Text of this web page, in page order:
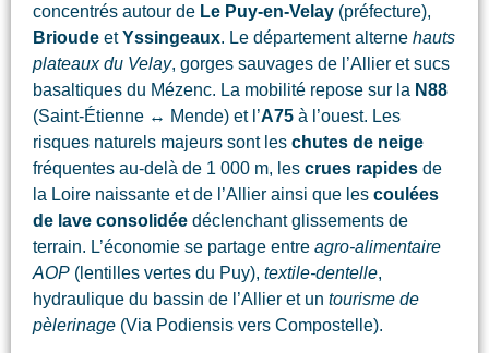
concentrés autour de Le Puy-en-Velay (préfecture),
Brioude etYssingeaux. Le département alterne hauts
plateaux du Velay, gorges sauvages de l’Allier et sucs
basaltiques du Mézenc. La mobilité repose sur la N88
(Saint-Étienne ↔ Mende) et l’A75 à l’ouest. Les
risques naturels majeurs sont les chutes de neige
fréquentes au-delà de 1 000 m, les crues rapides de
la Loire naissante et de l’Allier ainsi que les coulées
de lave consolidée déclenchant glissements de
terrain. L’économie se partage entre agro-alimentaire
AOP (lentilles vertes du Puy), textile-dentelle,
hydraulique du bassin de l’Allier et un tourisme de
pèlerinage (Via Podiensis vers Compostelle).